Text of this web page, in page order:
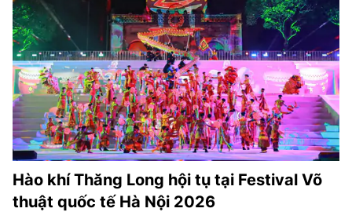
Hào khí Thăng Long hội tụ tại Festival Võ
thuật quốc tế Hà Nội 2026